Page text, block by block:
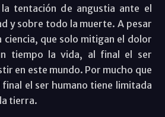
tentación de angustia ante el
y sobre todo la muerte. A pesar
ciencia, que solo mitigan el dolor
tiempo la vida, al final el ser
en este mundo. Por mucho que
final el ser humano tiene limitada
tierra.